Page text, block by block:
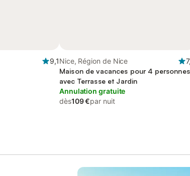
9,1Nice, Région de Nice
Maison de vacances pour 4
avec Terrasse et Jardin
Annulation gratuite
dès109 €par nuit